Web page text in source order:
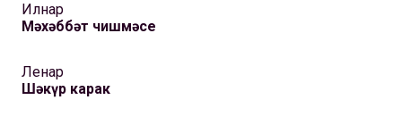
Илнар
Мәхәббәт чишмәсе
Ленар
Шәкүр карак